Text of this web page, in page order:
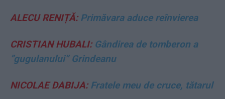
ALECU RENIȚĂ:Primăvara aduce reînvierea
CRISTIAN HUBALI:Gândirea de tomberon a
”gugulanului” Grindeanu
NICOLAE DABIJA:Fratele meu de cruce, tătarul